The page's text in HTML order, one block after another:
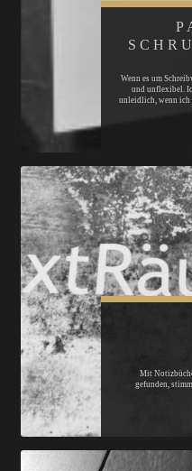
Wenn es um
und unflexibel.
unleidlich, wenn ich
Mit
gefunden,